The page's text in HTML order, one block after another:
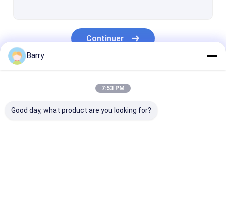
Spray mousse de PU
matériau d'étanchéité silicone
Continuer
Barry
7:53 PM
Good day, what product are you looking for?